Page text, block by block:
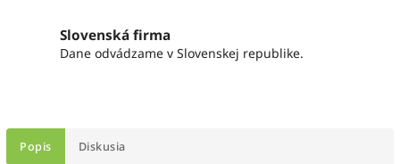
Slovenská firma
Dane odvádzame v Slovenskej republike.
Popis Diskusia